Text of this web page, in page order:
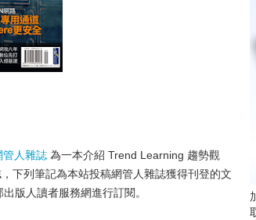
管人雜誌 為一本介紹 Trend Learning 趨勢觀
下列筆記為本站投稿網管人雜誌獲得刊登的文
版人讀者服務網進行訂閱。